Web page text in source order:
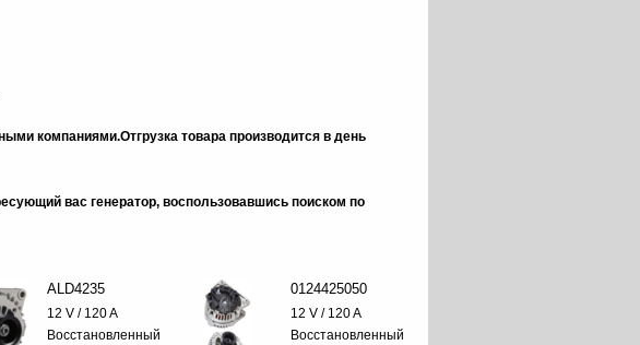
компаниями.Отгрузка товара производится в день
вас генератор, воспользовавшись поиском по
ALD4235
12 V / 120 A
Восстановленный
0124425050
12 V / 120 A
Восстановленный